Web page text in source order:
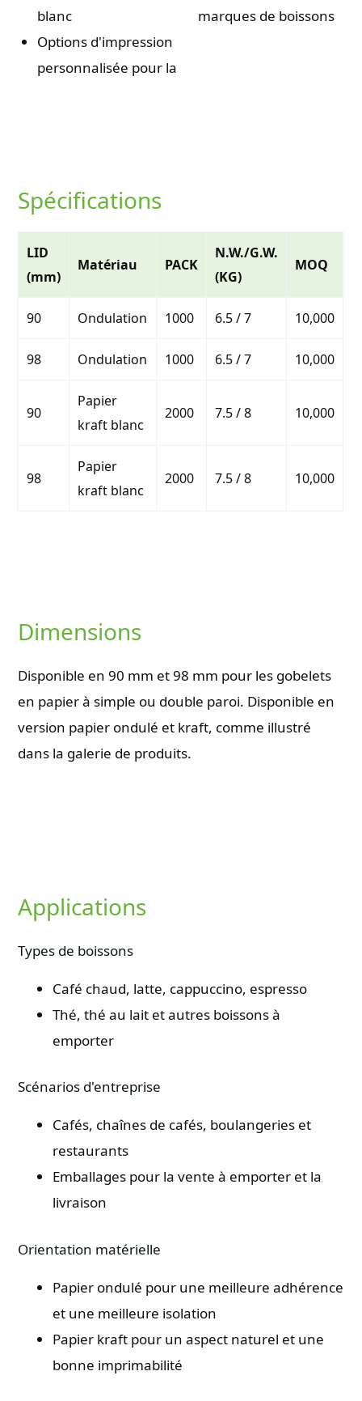
blanc
Options d'impression
personnalisée pour la
marques de boissons
Spécifications
LID
(mm)
Matériau PACK
N.W./G.W.
(KG)
MOQ
90 Ondulation 1000 6.5 / 7 10,000
98 Ondulation 1000 6.5 / 7 10,000
90
Papier
kraft blanc
2000 7.5 / 8 10,000
98
Papier
kraft blanc
2000 7.5 / 8 10,000
Dimensions
Disponible en 90 mm et 98 mm pour les gobelets
en papier à simple ou double paroi. Disponible en
version papier ondulé et kraft, comme illustré
dans la galerie de produits.
Applications
Types de boissons
Café chaud, latte, cappuccino, espresso
Thé, thé au lait et autres boissons à
emporter
Scénarios d'entreprise
Cafés, chaînes de cafés, boulangeries et
restaurants
Emballages pour la vente à emporter et la
livraison
Orientation matérielle
Papier ondulé pour une meilleure adhérence
et une meilleure isolation
Papier kraft pour un aspect naturel et une
bonne imprimabilité